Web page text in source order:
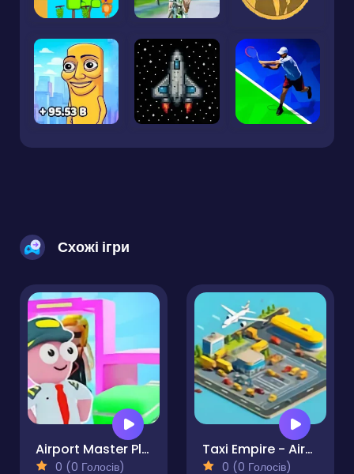
Схожі ігри
Airport Master Plane Tycoon
0 (0 Голосів)
Taxi Empire - Airport Tycoon
0 (0 Голосів)